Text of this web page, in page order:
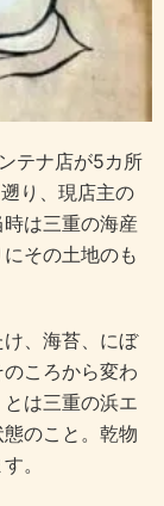
テナ店が5カ所
り、現店主の
は三重の海産
その土地のも
、海苔、にぼ
ころから変わ
は三重の浜エ
のこと。乾物
。